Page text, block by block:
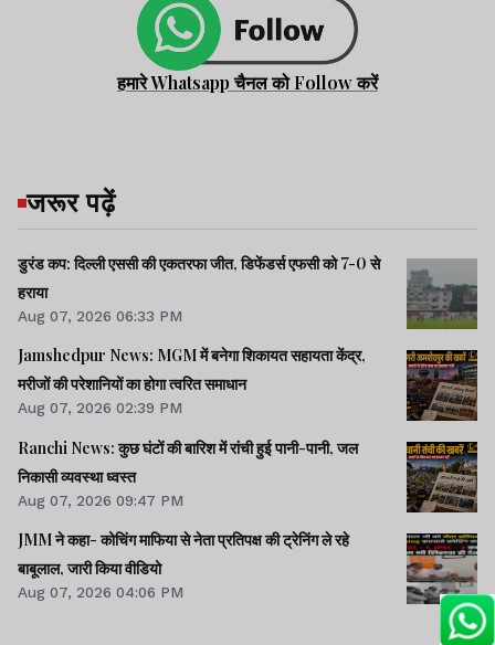
हमारे Whatsapp चैनल को Follow करें
जरूर पढ़ें
डुरंड कप: दिल्ली एससी की एकतरफा जीत, डिफेंडर्स एफसी को 7-0 से
हराया
Aug 07, 2026 06:33 PM
Jamshedpur News: MGM में बनेगा शिकायत सहायता केंद्र,
मरीजों की परेशानियों का होगा त्वरित समाधान
Aug 07, 2026 02:39 PM
Ranchi News: कुछ घंटों की बारिश में रांची हुई पानी-पानी, जल
निकासी व्यवस्था ध्वस्त
Aug 07, 2026 09:47 PM
JMM ने कहा- कोचिंग माफिया से नेता प्रतिपक्ष की ट्रेनिंग ले रहे
बाबूलाल, जारी किया वीडियो
Aug 07, 2026 04:06 PM